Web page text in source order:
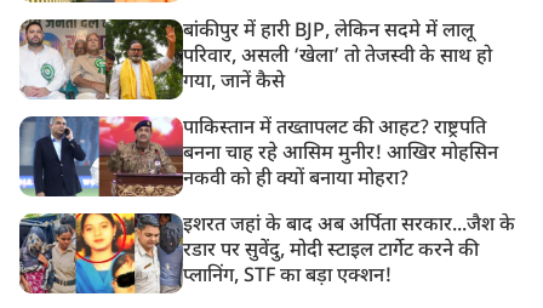
बांकीपुर में हारी BJP, लेकिन सदमे में लालू
परिवार, असली ‘खेला’ तो तेजस्वी के साथ हो
गया, जानें कैसे
पाकिस्तान में तख्तापलट की आहट? राष्ट्रपति
बनना चाह रहे आसिम मुनीर! आखिर मोहसिन
नकवी को ही क्यों बनाया मोहरा?
इशरत जहां के बाद अब अर्पिता सरकार...जैश के
रडार पर सुवेंदु, मोदी स्टाइल टार्गेट करने की
प्लानिंग, STF का बड़ा एक्शन!